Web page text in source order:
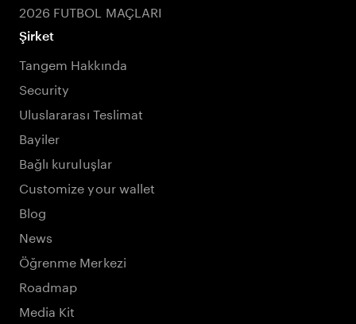
2026 FUTBOL MAÇLARI
Şirket
Tangem Hakkında
Security
Uluslararası Teslimat
Bayiler
Bağlı kuruluşlar
Customize your wallet
Blog
News
Öğrenme Merkezi
Roadmap
Media Kit